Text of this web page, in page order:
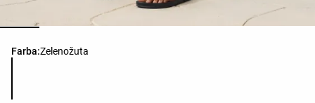
Farba:Zelenožuta
Списак боја производа